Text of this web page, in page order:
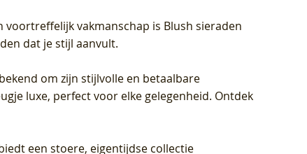
voortreffelijk vakmanschap is Blush sieraden
dat je stijl aanvult.
om zijn stijlvolle en betaalbare
luxe, perfect voor elke gelegenheid. Ontdek
een stoere, eigentijdse collectie